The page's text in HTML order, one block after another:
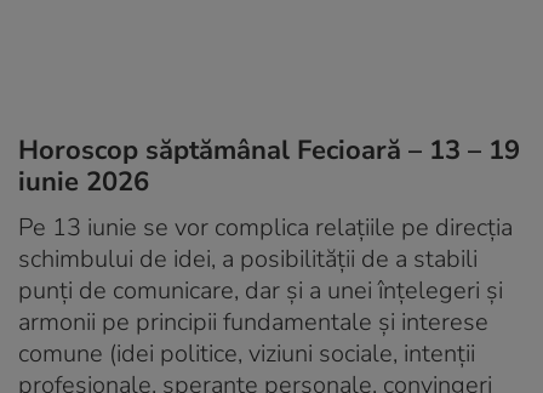
Horoscop săptămânal Fecioară – 13 – 19
iunie 2026
Pe 13 iunie se vor complica relațiile pe direcția
schimbului de idei, a posibilității de a stabili
punți de comunicare, dar și a unei înțelegeri și
armonii pe principii fundamentale și interese
comune (idei politice, viziuni sociale, intenții
profesionale, speranțe personale, convingeri